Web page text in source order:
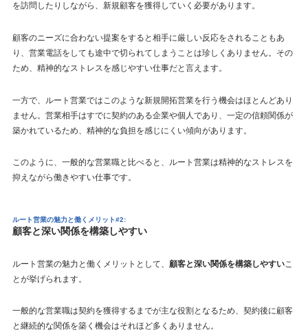
を訪問したりしながら、新規顧客を獲得していく必要があります。
顧客のニーズに合わない提案をすると相手に厳しい反応をされることもあ
り、営業電話をしても途中で切られてしまうことは珍しくありません。その
ため、精神的なストレスを感じやすい仕事だと言えます。
一方で、ルート営業ではこのような新規開拓営業を行う機会はほとんどあり
ません。営業相手はすでに契約のある企業や個人であり、一定の信頼関係が
築かれているため、精神的な負担を感じにくい傾向があります。
このように、一般的な営業職と比べると、ルート営業は精神的なストレスを
抑えながら働きやすい仕事です。
ルート営業の魅力と働くメリット#2:
顧客と深い関係を構築しやすい
ルート営業の魅力と働くメリットとして、 顧客と深い関係を構築しやすいこ
とが挙げられます。
一般的な営業職は契約を獲得するまでが主な役割となるため、契約後に顧客
と継続的な関係を築く機会はそれほど多くありません。